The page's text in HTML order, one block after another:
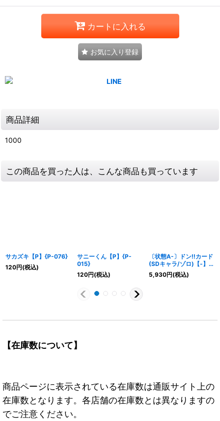
カートに入れる
お気に入り登録
商品詳細
1000
この商品を買った人は、こんな商品も買っています
サカズキ【P】{P-076}
120円(税込)
サニーくん【P】{P-
015}
120円(税込)
〔状態A-〕ドン!!カード
(SDキャラ/ゾロ)【-】
{-}
5,930円(税込)
【在庫数について】
商品ページに表示されている在庫数は通販サイト上の
在庫数となります。各店舗の在庫数とは異なりますの
でご注意ください。